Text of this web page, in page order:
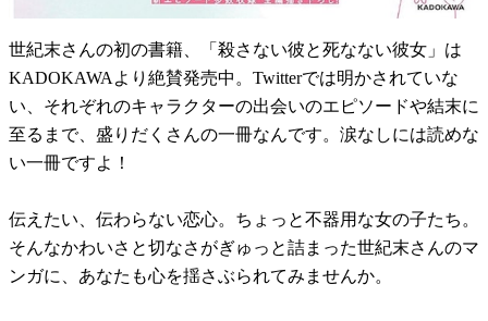
世紀末さんの初の書籍、「殺さない彼と死なない彼女」は
KADOKAWAより絶賛発売中。Twitterでは明かされていな
い、それぞれのキャラクターの出会いのエピソードや結末に
至るまで、盛りだくさんの一冊なんです。涙なしには読めな
い一冊ですよ！
伝えたい、伝わらない恋心。ちょっと不器用な女の子たち。
そんなかわいさと切なさがぎゅっと詰まった世紀末さんのマ
ンガに、あなたも心を揺さぶられてみませんか。